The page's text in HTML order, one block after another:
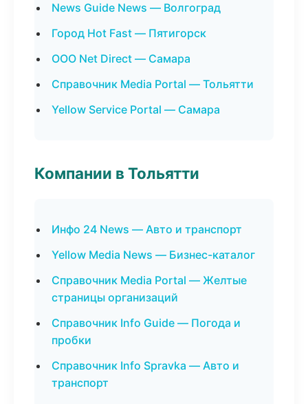
News Guide News — Волгоград
Город Hot Fast — Пятигорск
ООО Net Direct — Самара
Справочник Media Portal — Тольятти
Yellow Service Portal — Самара
Компании в Тольятти
Инфо 24 News — Авто и транспорт
Yellow Media News — Бизнес-каталог
Справочник Media Portal — Желтые
страницы организаций
Справочник Info Guide — Погода и
пробки
Справочник Info Spravka — Авто и
транспорт